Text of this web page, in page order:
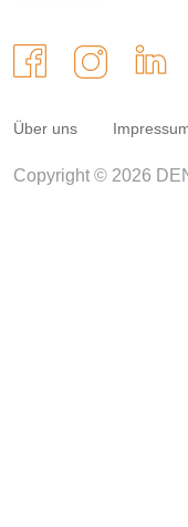
Über uns
Copyright © 2026